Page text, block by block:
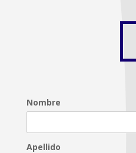
Nombre
Apellido